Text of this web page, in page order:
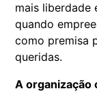
mais liberdade
quando
como premisa
queridas.
A organização